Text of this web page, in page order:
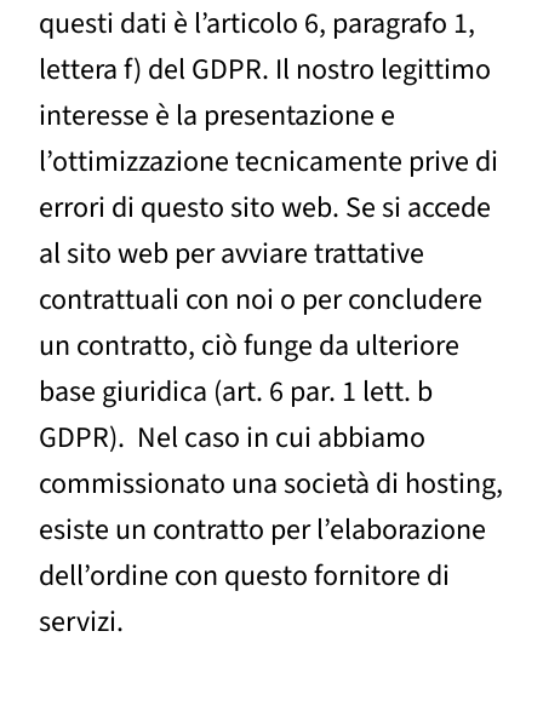
questi dati è l’articolo 6, paragrafo 1,
lettera f) del GDPR. Il nostro legittimo
interesse è la presentazione e
l’ottimizzazione tecnicamente prive di
errori di questo sito web. Se si accede
al sito web per avviare trattative
contrattuali con noi o per concludere
un contratto, ciò funge da ulteriore
base giuridica (art. 6 par. 1 lett. b
GDPR). Nel caso in cui abbiamo
commissionato una società di hosting,
esiste un contratto per l’elaborazione
dell’ordine con questo fornitore di
servizi.